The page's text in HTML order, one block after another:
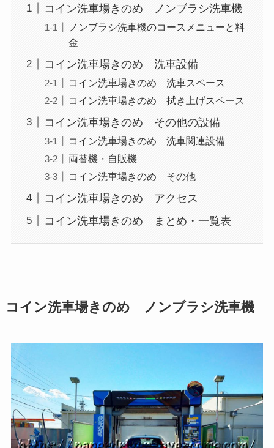
コイン洗車場きのめ ノンブラシ洗車機
ノンブラシ洗車機のコースメニューと料
金
コイン洗車場きのめ 洗車設備
コイン洗車場きのめ 洗車スペース
コイン洗車場きのめ 拭き上げスペース
コイン洗車場きのめ その他の設備
コイン洗車場きのめ 洗車関連設備
両替機・自販機
コイン洗車場きのめ その他
コイン洗車場きのめ アクセス
コイン洗車場きのめ まとめ・一覧表
コイン洗車場きのめ ノンブラシ洗車機